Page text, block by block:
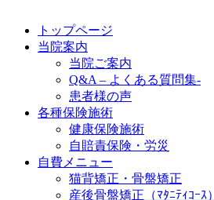
トップページ
当院案内
当院ご案内
Q&A – よくある質問集-
患者様の声
各種保険施術
健康保険施術
自賠責保険・労災
自費メニュー
猫背矯正・骨盤矯正
産後骨盤矯正（ﾏﾀﾆﾃｨｺｰｽ）